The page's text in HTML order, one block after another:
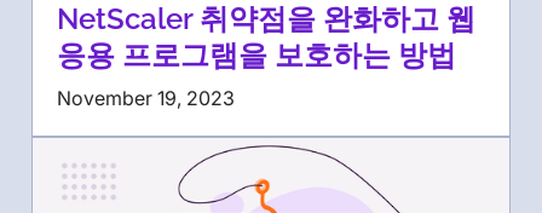
NetScaler 취약점을 완화하고 웹
응용 프로그램을 보호하는 방법
November 19, 2023